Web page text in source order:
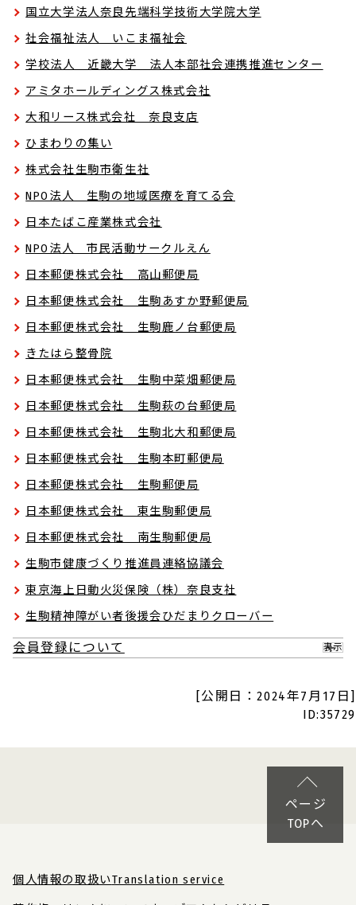
国立大学法人奈良先端科学技術大学院大学
社会福祉法人 いこま福祉会
学校法人 近畿大学 法人本部社会連携推進センター
アミタホールディングス株式会社
大和リース株式会社 奈良支店
ひまわりの集い
株式会社生駒市衛生社
NPO法人 生駒の地域医療を育てる会
日本たばこ産業株式会社
NPO法人 市民活動サークルえん
日本郵便株式会社 高山郵便局
日本郵便株式会社 生駒あすか野郵便局
日本郵便株式会社 生駒鹿ノ台郵便局
きたはら整骨院
日本郵便株式会社 生駒中菜畑郵便局
日本郵便株式会社 生駒萩の台郵便局
日本郵便株式会社 生駒北大和郵便局
日本郵便株式会社 生駒本町郵便局
日本郵便株式会社 生駒郵便局
日本郵便株式会社 東生駒郵便局
日本郵便株式会社 南生駒郵便局
生駒市健康づくり推進員連絡協議会
東京海上日動火災保険（株）奈良支社
生駒精神障がい者後援会ひだまりクローバー
会員登録について 表示
[公開日：2024年7月17日]
ID:35729
ページ
TOPへ
個人情報の取扱いTranslation service